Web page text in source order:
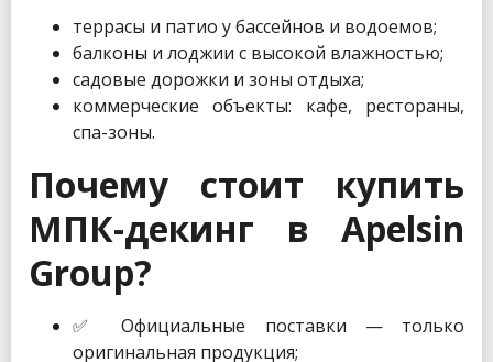
террасы и патио у бассейнов и водоемов;
балконы и лоджии с высокой влажностью;
садовые дорожки и зоны отдыха;
коммерческие объекты: кафе, рестораны,
спа-зоны.
Почему стоит купить
МПК-декинг в Apelsin
Group?
✅ Официальные поставки — только
оригинальная продукция;